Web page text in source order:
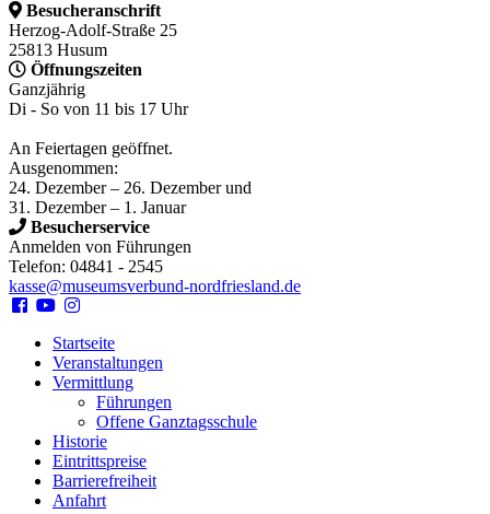
Besucheranschrift
Herzog-Adolf-Straße 25
25813 Husum
Öffnungszeiten
Ganzjährig
Di - So von 11 bis 17 Uhr
An Feiertagen geöffnet.
Ausgenommen:
24. Dezember – 26. Dezember und
31. Dezember – 1. Januar
Besucherservice
Anmelden von Führungen
Telefon: 04841 - 2545
kasse@museumsverbund-nordfriesland.de
Startseite
Veranstaltungen
Vermittlung
Führungen
Offene Ganztagsschule
Historie
Eintrittspreise
Barrierefreiheit
Anfahrt